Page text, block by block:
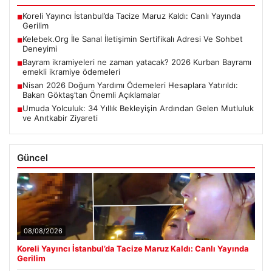
■Koreli Yayıncı İstanbul’da Tacize Maruz Kaldı: Canlı Yayında
Gerilim
■Kelebek.Org İle Sanal İletişimin Sertifikalı Adresi Ve Sohbet
Deneyimi
■Bayram ikramiyeleri ne zaman yatacak? 2026 Kurban Bayramı
emekli ikramiye ödemeleri
■Nisan 2026 Doğum Yardımı Ödemeleri Hesaplara Yatırıldı:
Bakan Göktaş’tan Önemli Açıklamalar
■Umuda Yolculuk: 34 Yıllık Bekleyişin Ardından Gelen Mutluluk
ve Anıtkabir Ziyareti
Güncel
08/08/2026
Koreli Yayıncı İstanbul’da Tacize Maruz Kaldı: Canlı Yayında
Gerilim